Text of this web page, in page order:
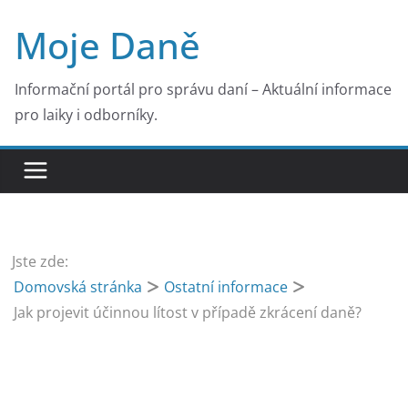
obsah
Moje Daně
Informační portál pro správu daní – Aktuální informace
pro laiky i odborníky.
Jste zde:
Domovská stránka
Ostatní informace
Jak projevit účinnou lítost v případě zkrácení daně?